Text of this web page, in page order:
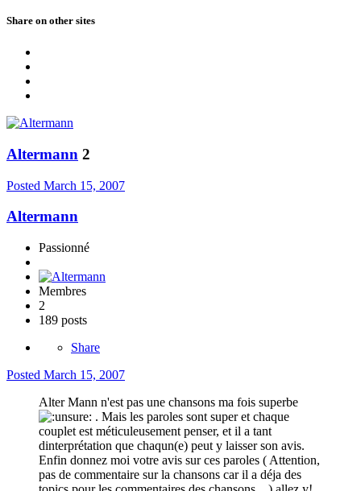
Share on other sites
Altermann 2
Posted March 15, 2007
Altermann
Passionné
Membres
2
189 posts
Share
Posted March 15, 2007
Alter Mann n'est pas une chansons ma fois superbe
. Mais les paroles sont super et chaque
couplet est méticuleusement penser, et il a tant
dinterprétation que chaqun(e) peut y laisser son avis.
Enfin donnez moi votre avis sur ces paroles ( Attention,
pas de commentaire sur la chansons car il a déja des